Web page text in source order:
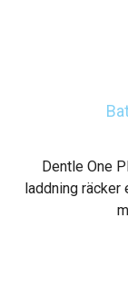
Dentle One
laddning räcker